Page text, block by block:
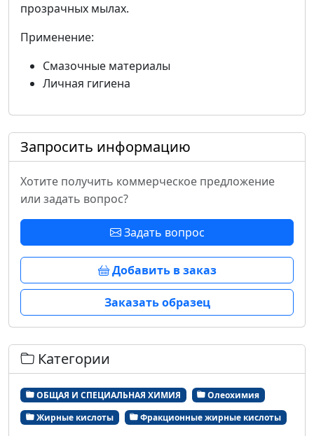
прозрачных мылах.
Применение:
Смазочные материалы
Личная гигиена
Запросить информацию
Хотите получить коммерческое предложение
или задать вопрос?
Задать вопрос
Добавить в заказ
Заказать образец
Категории
ОБЩАЯ И СПЕЦИАЛЬНАЯ ХИМИЯ
Олеохимия
Жирные кислоты
Фракционные жирные кислоты